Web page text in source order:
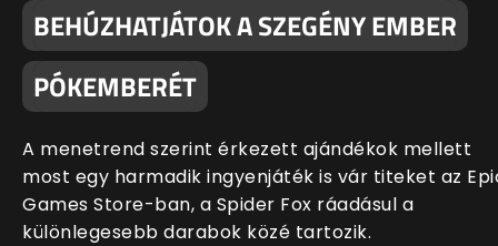
BEHÚZHATJÁTOK A SZEGÉNY EMBER
PÓKEMBERÉT
A menetrend szerint érkezett ajándékok mellett
most egy harmadik ingyenjáték is vár titeket az
Games Store-ban, a Spider Fox ráadásul a
különlegesebb darabok közé tartozik.